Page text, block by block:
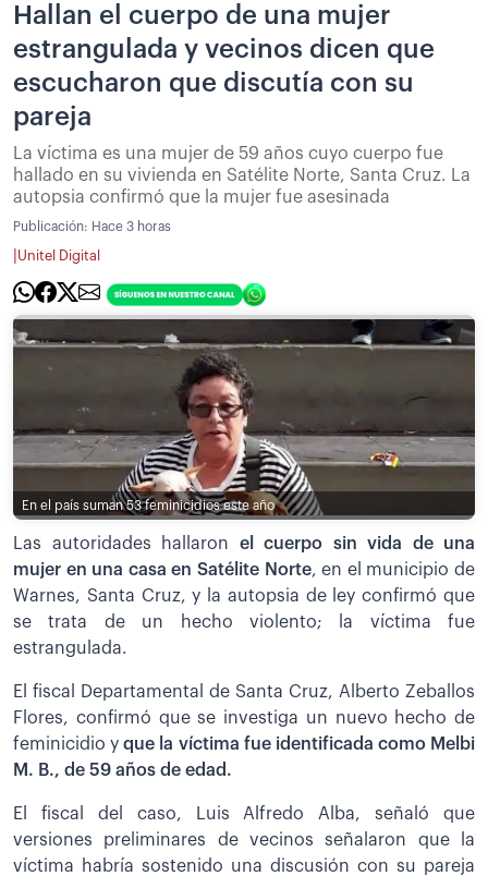
Hallan el cuerpo de una mujer
estrangulada y vecinos dicen que
escucharon que discutía con su
pareja
La víctima es una mujer de 59 años cuyo cuerpo fue
hallado en su vivienda en Satélite Norte, Santa Cruz. La
autopsia confirmó que la mujer fue asesinada
Publicación: Hace 3 horas
Unitel Digital
En el país suman 53 feminicidios este año
Las autoridades hallaron el cuerpo sin vida de una
mujer en una casa en Satélite Norte, en el municipio de
Warnes, Santa Cruz, y la autopsia de ley confirmó que
se trata de un hecho violento; la víctima fue
estrangulada.
El fiscal Departamental de Santa Cruz, Alberto Zeballos
Flores, confirmó que se investiga un nuevo hecho de
feminicidio y que la víctima fue identificada como Melbi
M. B., de 59 años de edad.
El fiscal del caso, Luis Alfredo Alba, señaló que
versiones preliminares de vecinos señalaron que la
víctima habría sostenido una discusión con su pareja